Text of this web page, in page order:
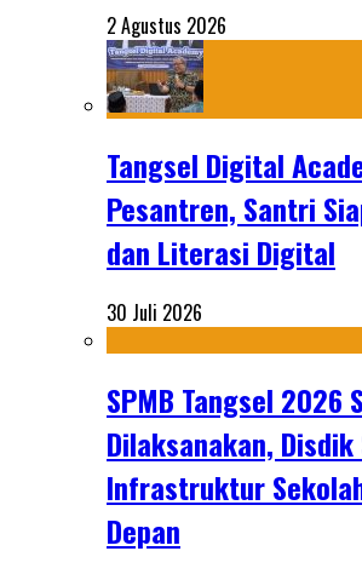
2 Agustus 2026
Tangsel Digital
Pesantren, Santri
dan Literasi Digital
30 Juli 2026
SPMB Tangsel 2026
Dilaksanakan,
Infrastruktur
Depan